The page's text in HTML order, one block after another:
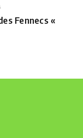
Fennecs «